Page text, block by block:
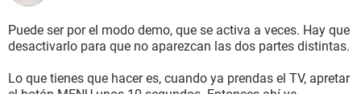
Puede ser por el modo demo, que se activa a veces. Hay que
desactivarlo para que no aparezcan las dos partes distintas.
Lo que tienes que hacer es, cuando ya prendas el TV, apretar